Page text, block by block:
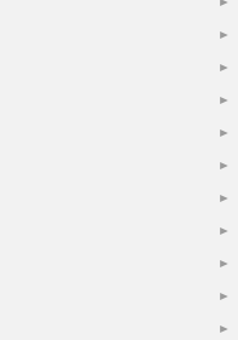
►
►
►
►
►
►
►
►
►
►